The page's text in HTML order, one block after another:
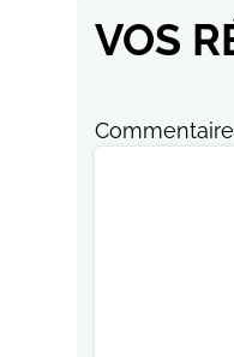
VOS
Commentaire